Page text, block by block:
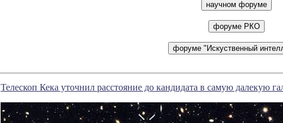
Телескоп Кека уточнил расстояние до кандидата в самую далекую